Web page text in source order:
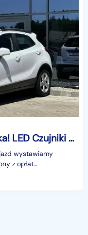
Opel Mokka Mokka X 1-Ręka! LED Czujniki Tempomat Climatronic Bluetooth Navi Hak
wystawiamy
z opłat
szczególne:Auto